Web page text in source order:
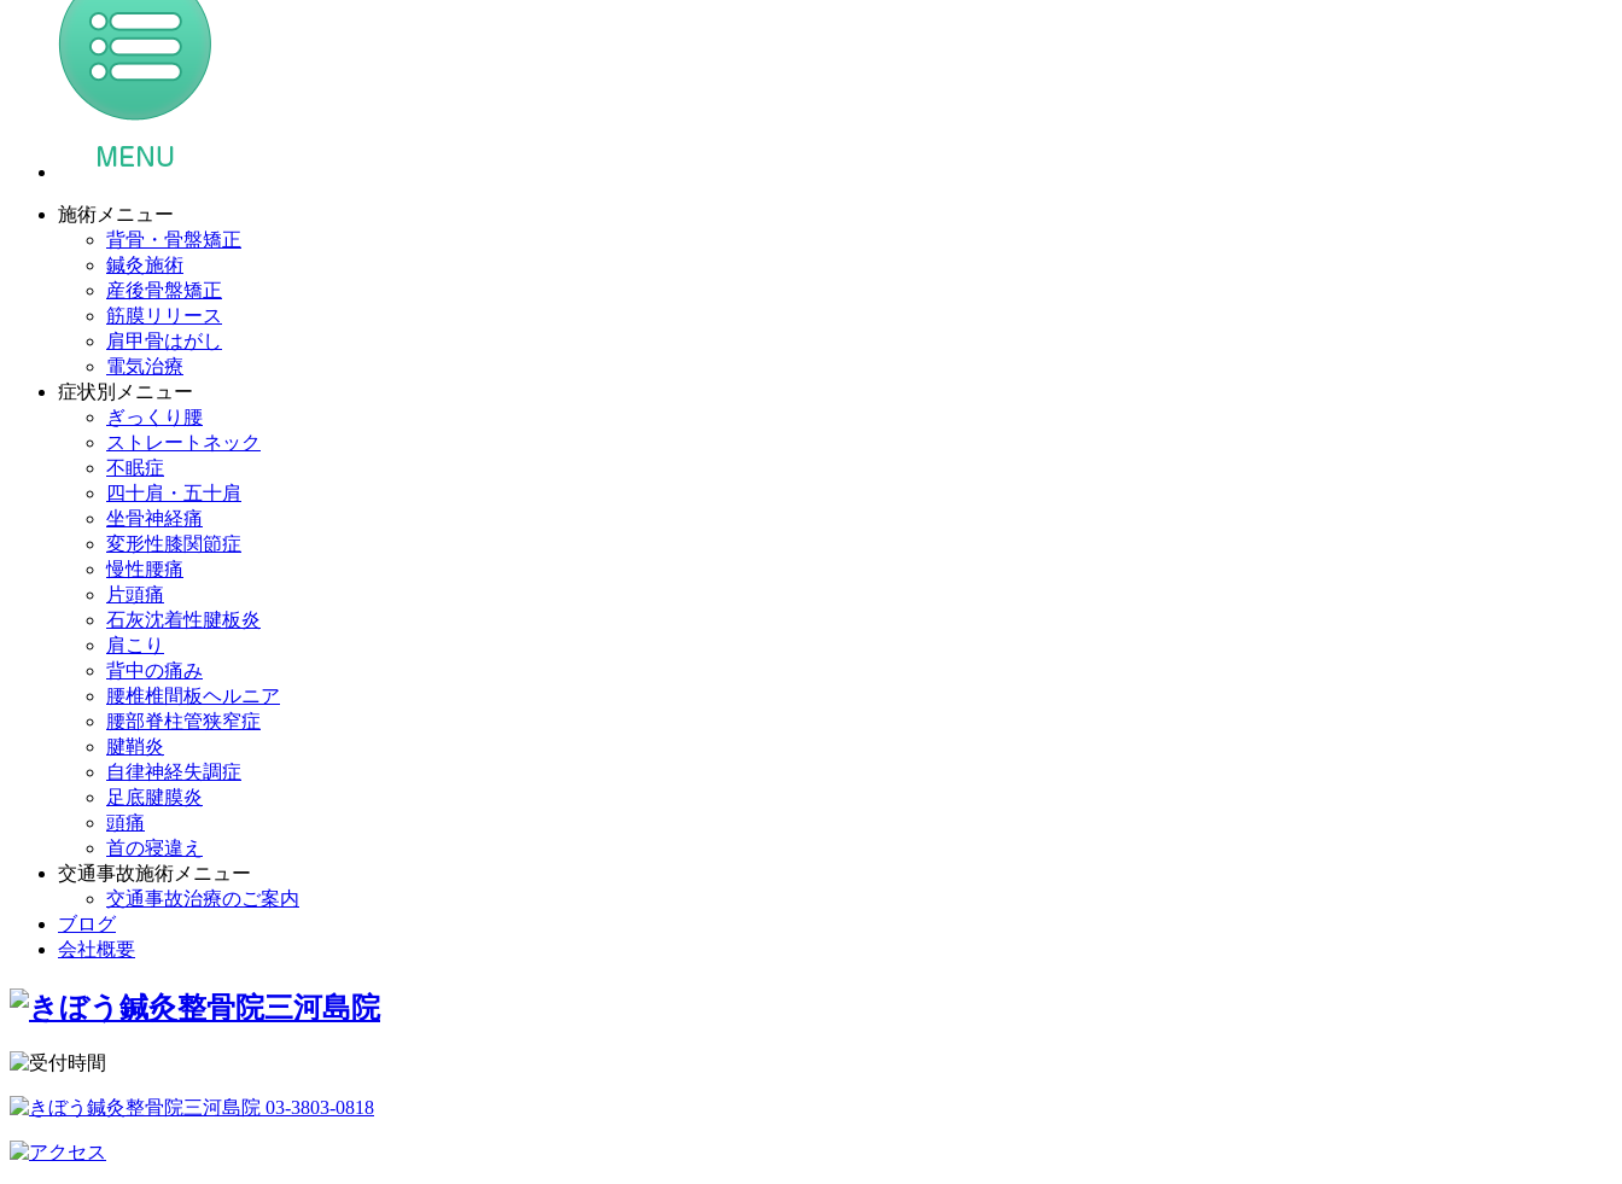
施術メニュー
背骨・骨盤矯正
鍼灸施術
産後骨盤矯正
筋膜リリース
肩甲骨はがし
電気治療
症状別メニュー
ぎっくり腰
ストレートネック
不眠症
四十肩・五十肩
坐骨神経痛
変形性膝関節症
慢性腰痛
片頭痛
石灰沈着性腱板炎
肩こり
背中の痛み
腰椎椎間板ヘルニア
腰部脊柱管狭窄症
腱鞘炎
自律神経失調症
足底腱膜炎
頭痛
首の寝違え
交通事故施術メニュー
交通事故治療のご案内
ブログ
会社概要